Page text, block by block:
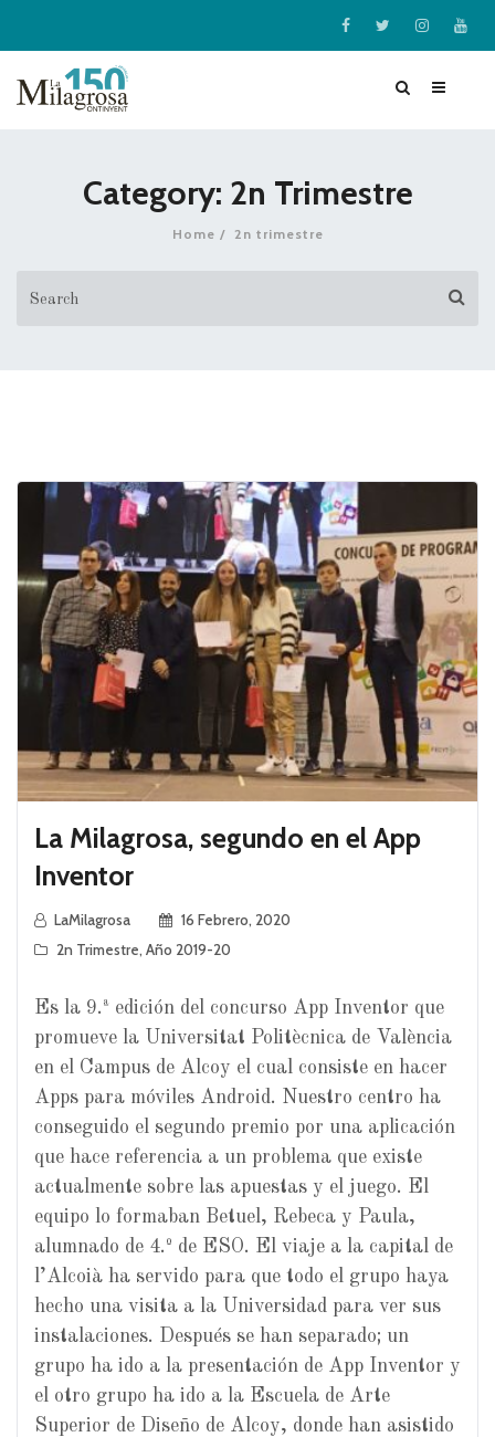
Category: 2n Trimestre
Home 2n trimestre
La Milagrosa, segundo en el App
Inventor
LaMilagrosa
16 Febrero, 2020
2n Trimestre, Año 2019-20
Es la 9.ª edición del concurso App Inventor que
promueve la Universitat Politècnica de València
en el Campus de Alcoy el cual consiste en hacer
Apps para móviles Android. Nuestro centro ha
conseguido el segundo premio por una aplicación
que hace referencia a un problema que existe
actualmente sobre las apuestas y el juego. El
equipo lo formaban Betuel, Rebeca y Paula,
alumnado de 4.º de ESO. El viaje a la capital de
l’Alcoià ha servido para que todo el grupo haya
hecho una visita a la Universidad para ver sus
instalaciones. Después se han separado; un
grupo ha ido a la presentación de App Inventor y
el otro grupo ha ido a la Escuela de Arte
Superior de Diseño de Alcoy, donde han asistido